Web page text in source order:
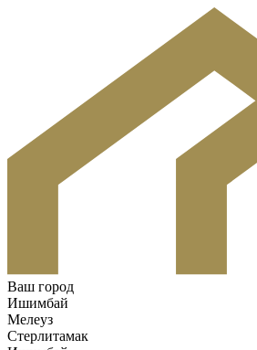
Ваш город
Ишимбай
Мелеуз
Стерлитамак